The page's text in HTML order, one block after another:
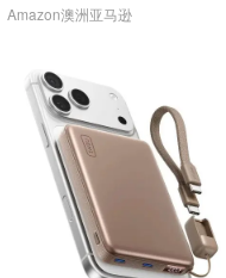
Amazon澳洲亚马逊